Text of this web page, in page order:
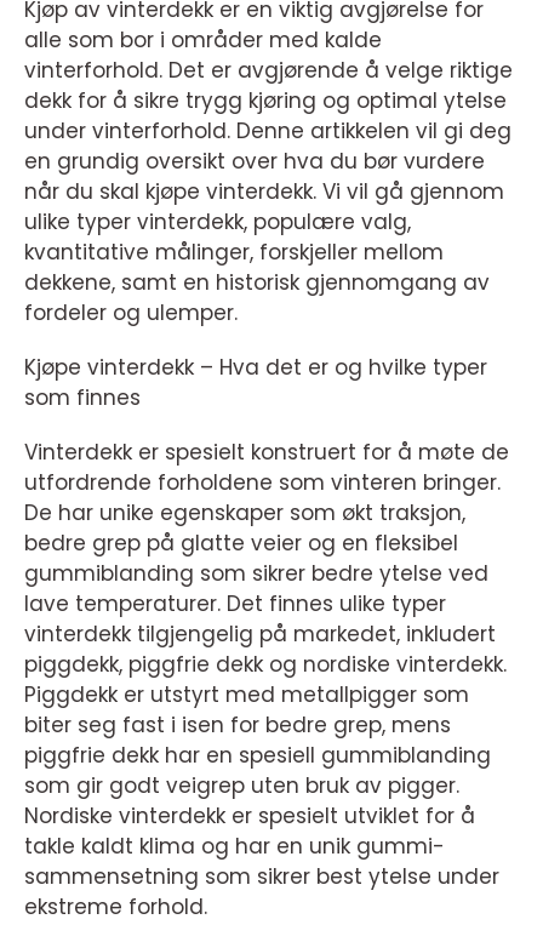
Kjøp av vinterdekk er en viktig avgjørelse for
alle som bor i områder med kalde
vinterforhold. Det er avgjørende å velge riktige
dekk for å sikre trygg kjøring og optimal ytelse
under vinterforhold. Denne artikkelen vil gi deg
en grundig oversikt over hva du bør vurdere
når du skal kjøpe vinterdekk. Vi vil gå gjennom
ulike typer vinterdekk, populære valg,
kvantitative målinger, forskjeller mellom
dekkene, samt en historisk gjennomgang av
fordeler og ulemper.
Kjøpe vinterdekk – Hva det er og hvilke typer
som finnes
Vinterdekk er spesielt konstruert for å møte de
utfordrende forholdene som vinteren bringer.
De har unike egenskaper som økt traksjon,
bedre grep på glatte veier og en fleksibel
gummiblanding som sikrer bedre ytelse ved
lave temperaturer. Det finnes ulike typer
vinterdekk tilgjengelig på markedet, inkludert
piggdekk, piggfrie dekk og nordiske vinterdekk.
Piggdekk er utstyrt med metallpigger som
biter seg fast i isen for bedre grep, mens
piggfrie dekk har en spesiell gummiblanding
som gir godt veigrep uten bruk av pigger.
Nordiske vinterdekk er spesielt utviklet for å
takle kaldt klima og har en unik gummi-
sammensetning som sikrer best ytelse under
ekstreme forhold.